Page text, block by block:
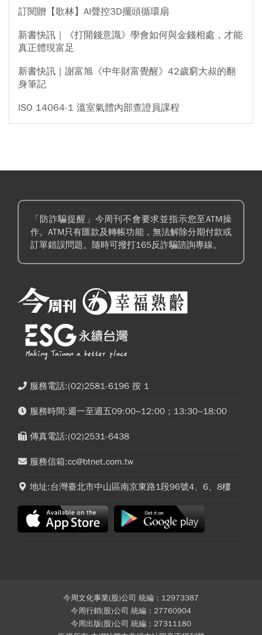
訂閱贈【歌林】AI聲控3D擺頭循環扇
新書快訊｜《打開錢意識》學會如何與金錢相處，才能
真正體現富足
新書快訊｜謝富旭《中年財富覺醒》42歲窮大叔的翻
身筆記
ISO 14064-1 溫室氣體內部查證員課程
「防詐騙提醒」今周刊不會要求並指示您至ATM操
作。ATM只有匯款及轉帳功能，無法解除分期付款或
訂單錯誤問題。隨時可撥打165反詐騙諮詢專線。
服務電話:(02)2581-6196 按 1
服務時間:週一至週五09:00~12:00；13:30~18:00
傳真電話:(02)2531-6438
服務信箱:cc@btnet.com.tw
地址:台灣臺北市中山區南京東路1段96號4、6、8樓
今周文化事業(股)公司 統編：12973387
今周行銷(股)公司 統編：27760904
今周出版(股)公司 統編：27311180